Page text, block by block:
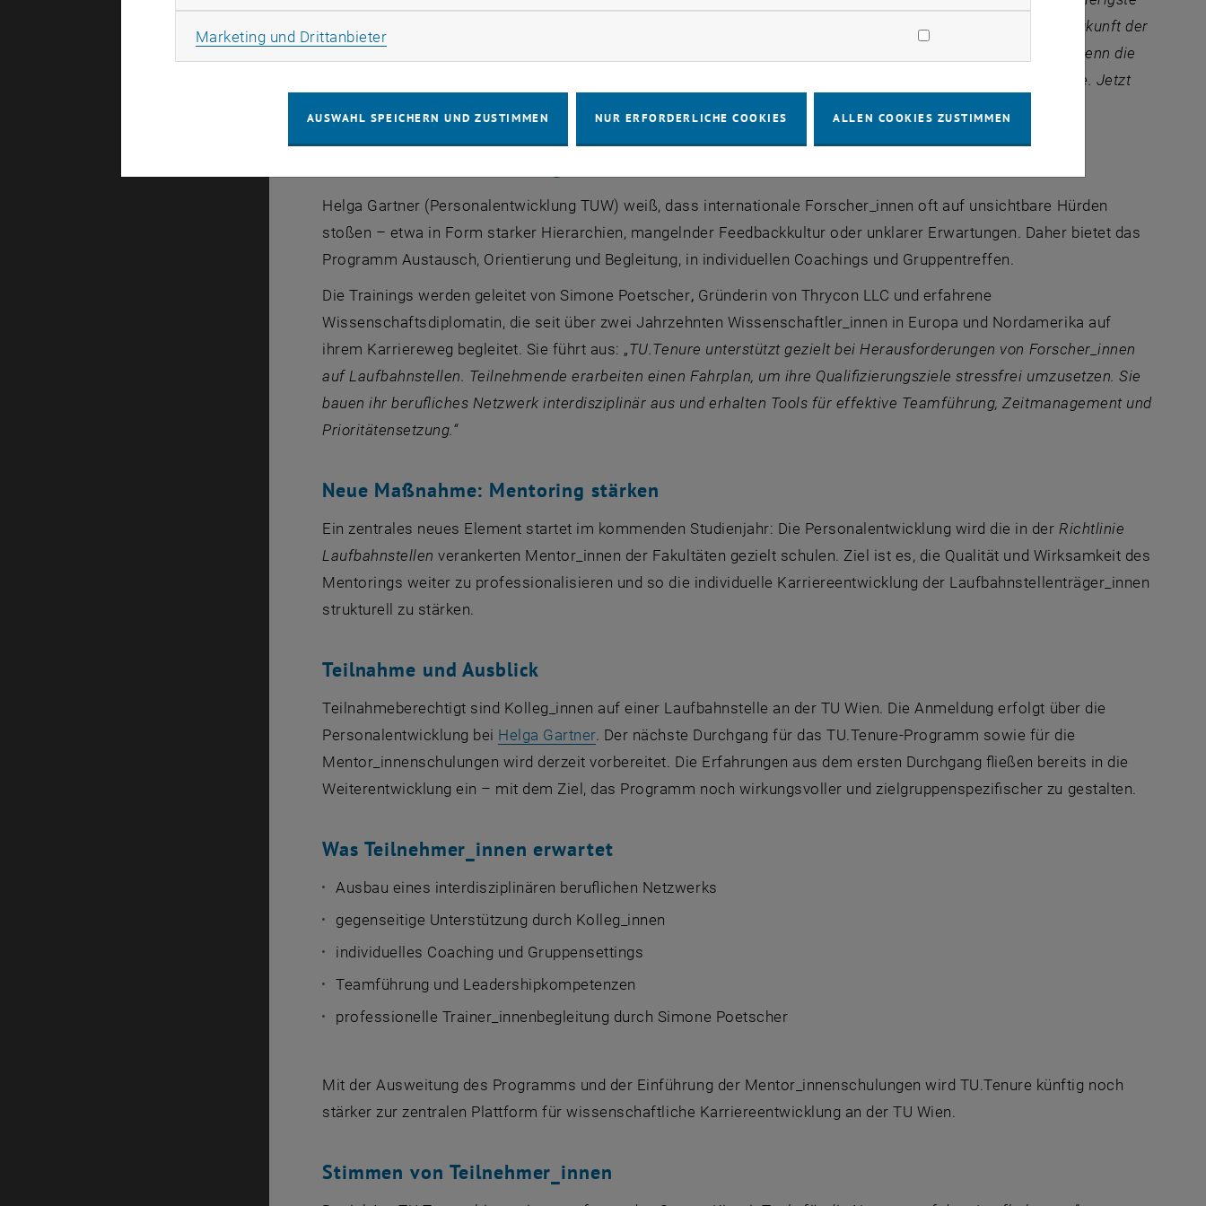
und wichtigste Phase in der Karriere von Forschenden. Und genau diese Gruppe stellt die Grundlage für die Zukunft der
TU Wien dar und wir sind stolz auf die Forschenden, auf ihre Leistungen. Sie verdienen mehr Unterstützung. Denn die
vielen Herausforderungen sollen sie nicht alleine meistern müssen. TU.Tenure unterstützt sie auf dieser Reise. Jetzt
Helga Gartner (Personalentwicklung TUW) weiß, dass internationale Forscher_innen oft auf unsichtbare Hürden
stoßen – etwa in Form starker Hierarchien, mangelnder Feedbackkultur oder unklarer Erwartungen. Daher bietet das
Programm Austausch, Orientierung und Begleitung, in individuellen Coachings und Gruppentreffen.
Die Trainings werden geleitet von Simone Poetscher, Gründerin von Thrycon LLC und erfahrene
Wissenschaftsdiplomatin, die seit über zwei Jahrzehnten Wissenschaftler_innen in Europa und Nordamerika auf
ihrem Karriereweg begleitet. Sie führt aus: „TU.Tenure unterstützt gezielt bei Herausforderungen von Forscher_innen
auf Laufbahnstellen. Teilnehmende erarbeiten einen Fahrplan, um ihre Qualifizierungsziele stressfrei umzusetzen. Sie
bauen ihr berufliches Netzwerk interdisziplinär aus und erhalten Tools für effektive Teamführung, Zeitmanagement und
Prioritätensetzung.“
Neue Maßnahme: Mentoring stärken
Ein zentrales neues Element startet im kommenden Studienjahr: Die Personalentwicklung wird die in der Richtlinie
Laufbahnstellen verankerten Mentor_innen der Fakultäten gezielt schulen. Ziel ist es, die Qualität und Wirksamkeit des
Mentorings weiter zu professionalisieren und so die individuelle Karriereentwicklung der Laufbahnstellenträger_innen
strukturell zu stärken.
Teilnahme und Ausblick
Teilnahmeberechtigt sind Kolleg_innen auf einer Laufbahnstelle an der TU Wien. Die Anmeldung erfolgt über die
Personalentwicklung bei Helga Gartner. Der nächste Durchgang für das TU. Tenure-Programm sowie für die
Mentor_innenschulungen wird derzeit vorbereitet. Die Erfahrungen aus dem ersten Durchgang fließen bereits in die
Weiterentwicklung ein – mit dem Ziel, das Programm noch wirkungsvoller und zielgruppenspezifischer zu gestalten.
Was Teilnehmer_innen erwartet
Ausbau eines interdisziplinären beruflichen Netzwerks
gegenseitige Unterstützung durch Kolleg_innen
individuelles Coaching und Gruppensettings
Teamführung und Leadershipkompetenzen
professionelle Trainer_innenbegleitung durch Simone Poetscher
Mit der Ausweitung des Programms und der Einführung der Mentor_innenschulungen wird TU.Tenure künftig noch
stärker zur zentralen Plattform für wissenschaftliche Karriereentwicklung an der TU Wien.
Stimmen von Teilnehmer_innen
Marketing und DrittanbieterMarketing Cookies zulassen
AUSWAHL SPEICHERN UND ZUSTIMMEN NUR ERFORDERLICHE COOKIES ALLEN COOKIES ZUSTIMMEN